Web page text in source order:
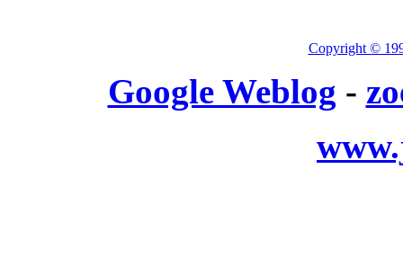
Copyright ©
Google Weblog -